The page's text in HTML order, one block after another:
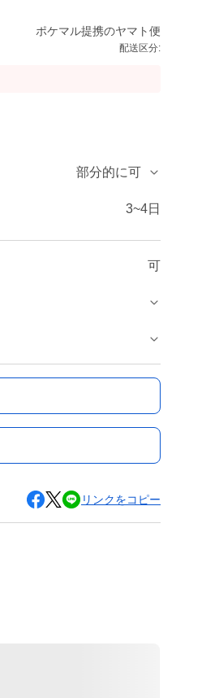
ポケマル提携のヤマト便
配送区分:
部分的に可
3~4日
可
リンクをコピー